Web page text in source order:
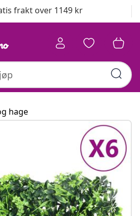
frakt over 1149 kr
hage